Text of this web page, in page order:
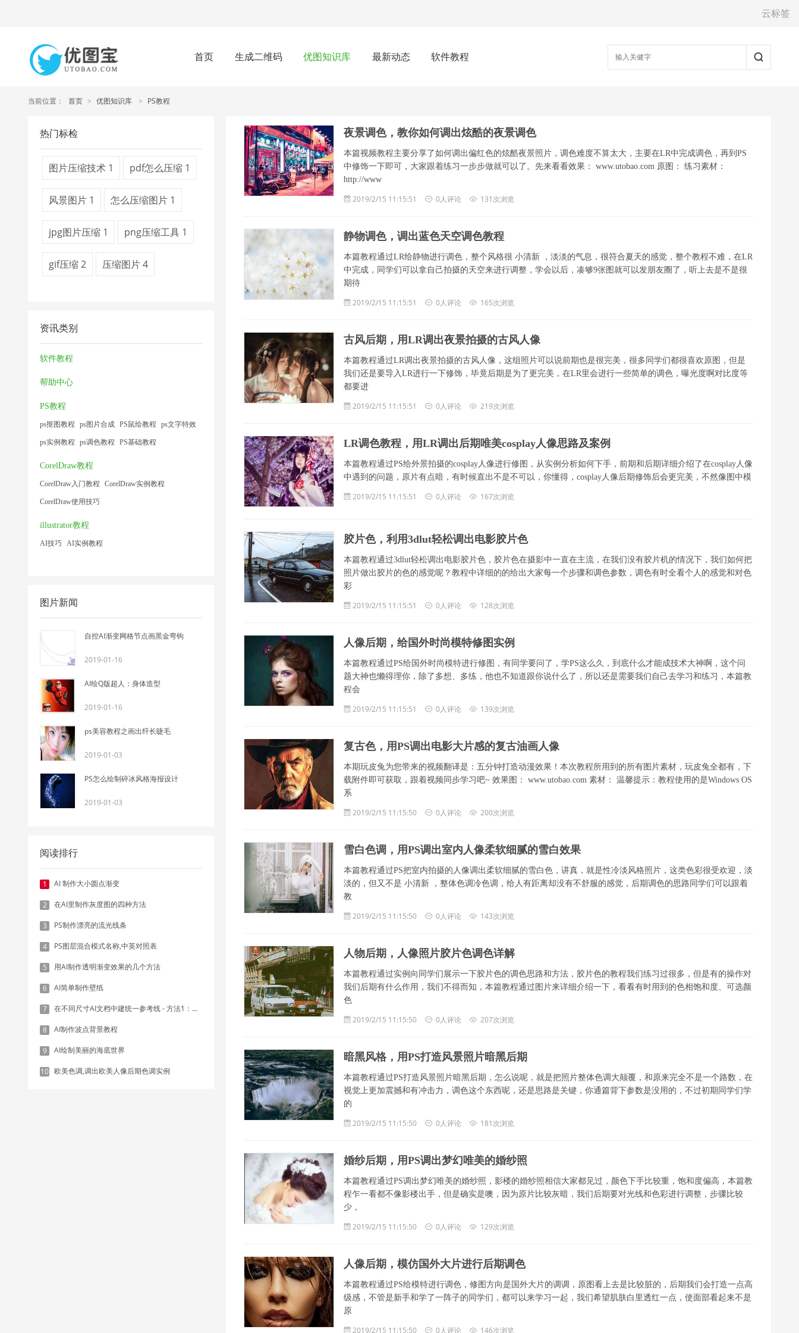
云标签
首页 生成二维码 优图知识库 最新动态 软件教程
当前位置： 首页 > 优图知识库 > PS教程
热门标检
图片压缩技术 1 pdf怎么压缩 1
风景图片 1 怎么压缩图片 1
jpg图片压缩 1 png压缩工具 1
gif压缩2 压缩图片4
资讯类别
软件教程
帮助中心
PS教程
ps抠图教程 ps图片合成 PS鼠绘教程 ps文字特效
ps实例教程 ps调色教程 PS基础教程
CorelDraw教程
CorelDraw入门教程 CorelDraw实例教程
CorelDraw使用技巧
illustrator教程
AI技巧 AI实例教程
图片新闻
自控AI渐变网格节点画黑金弯钩
2019-01-16
AI绘Q版超人：身体造型
2019-01-16
ps美容教程之画出纤长睫毛
2019-01-03
PS怎么绘制碎冰风格海报设计
2019-01-03
阅读排行
1 AI 制作大小圆点渐变
2 在AI里制作灰度图的四种方法
3 PS制作漂亮的流光线条
4 PS图层混合模式名称,中英对照表
5 用AI制作透明渐变效果的几个方法
6 AI简单制作壁纸
7 在不同尺寸AI文档中建统一参考线 - 方法1：对齐和分布
8 AI制作波点背景教程
9 AI绘制美丽的海底世界
10 欧美色调,调出欧美人像后期色调实例
夜景调色，教你如何调出炫酷的夜景调色
本篇视频教程主要分享了如何调出偏红色的炫酷夜景照片，调色难度不算太大，主要在LR中完成调色，再到PS
中修饰一下即可，大家跟着练习一步步做就可以了。先来看看效果： www.utobao.com 原图： 练习素材：
http://www
2019/2/15 11:15:51 0人评论 131次浏览
静物调色，调出蓝色天空调色教程
本篇教程通过LR给静物进行调色，整个风格很 小清新 ，淡淡的气息，很符合夏天的感觉，整个教程不难，在LR
中完成，同学们可以拿自己拍摄的天空来进行调整，学会以后，凑够9张图就可以发朋友圈了，听上去是不是很
期待
2019/2/15 11:15:51 0人评论 165次浏览
古风后期，用LR调出夜景拍摄的古风人像
本篇教程通过LR调出夜景拍摄的古风人像，这组照片可以说前期也是很完美，很多同学们都很喜欢原图，但是
我们还是要导入LR进行一下修饰，毕竟后期是为了更完美，在LR里会进行一些简单的调色，曝光度啊对比度等
都要进
2019/2/15 11:15:51 0人评论 219次浏览
LR调色教程，用LR调出后期唯美cosplay人像思路及案例
本篇教程通过PS给外景拍摄的cosplay人像进行修图，从实例分析如何下手，前期和后期详细介绍了在cosplay人像
中遇到的问题，原片有点暗，有时候直出不是不可以，你懂得，cosplay人像后期修饰后会更完美，不然像图中模
2019/2/15 11:15:51 0人评论 167次浏览
胶片色，利用3dlut轻松调出电影胶片色
本篇教程通过3dlut轻松调出电影胶片色，胶片色在摄影中一直在主流，在我们没有胶片机的情况下，我们如何把
照片做出胶片的色的感觉呢？教程中详细的的给出大家每一个步骤和调色参数，调色有时全看个人的感觉和对色
彩
2019/2/15 11:15:51 0人评论 128次浏览
人像后期，给国外时尚模特修图实例
本篇教程通过PS给国外时尚模特进行修图，有同学要问了，学PS这么久，到底什么才能成技术大神啊，这个问
题大神也懒得理你，除了多想、多练，他也不知道跟你说什么了，所以还是需要我们自己去学习和练习，本篇教
程会
2019/2/15 11:15:51 0人评论 139次浏览
复古色，用PS调出电影大片感的复古油画人像
本期玩皮兔为您带来的视频翻译是：五分钟打造动漫效果！本次教程所用到的所有图片素材，玩皮兔全都有，下
载附件即可获取，跟着视频同步学习吧~ 效果图： www.utobao.com 素材： 温馨提示：教程使用的是Windows OS
系
2019/2/15 11:15:50 0人评论 200次浏览
雪白色调，用PS调出室内人像柔软细腻的雪白效果
本篇教程通过PS把室内拍摄的人像调出柔软细腻的雪白色，讲真，就是性冷淡风格照片，这类色彩很受欢迎，淡
淡的，但又不是 小清新 ，整体色调冷色调，给人有距离却没有不舒服的感觉，后期调色的思路同学们可以跟着
教
2019/2/15 11:15:50 0人评论 143次浏览
人物后期，人像照片胶片色调色详解
本篇教程通过实例向同学们展示一下胶片色的调色思路和方法，胶片色的教程我们练习过很多，但是有的操作对
我们后期有什么作用，我们不得而知，本篇教程通过图片来详细介绍一下，看看有时用到的色相饱和度、可选颜
色
2019/2/15 11:15:50 0人评论 207次浏览
暗黑风格，用PS打造风景照片暗黑后期
本篇教程通过PS打造风景照片暗黑后期，怎么说呢，就是把照片整体色调大颠覆，和原来完全不是一个路数，在
视觉上更加震撼和有冲击力，调色这个东西呢，还是思路是关键，你通篇背下参数是没用的，不过初期同学们学
的
2019/2/15 11:15:50 0人评论 181次浏览
婚纱后期，用PS调出梦幻唯美的婚纱照
本篇教程通过PS调出梦幻唯美的婚纱照，影楼的婚纱照相信大家都见过，颜色下手比较重，饱和度偏高，本篇教
程乍一看都不像影楼出手，但是确实是噢，因为原片比较灰暗，我们后期要对光线和色彩进行调整，步骤比较
少，
2019/2/15 11:15:50 0人评论 129次浏览
人像后期，模仿国外大片进行后期调色
本篇教程通过PS给模特进行调色，修图方向是国外大片的调调，原图看上去是比较脏的，后期我们会打造一点高
级感，不管是新手和学了一阵子的同学们，都可以来学习一起，我们希望肌肤白里透红一点，使面部看起来不是
原
2019/2/15 11:15:50 0人评论 146次浏览